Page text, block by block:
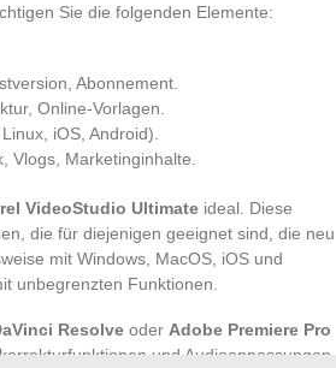
Sie die folgenden Elemente:
Abonnement.
Online-Vorlagen.
iOS, Android).
Vlogs, Marketinginhalte.
VideoStudio Ultimate ideal. Diese
die für diejenigen geeignet sind, die neu
mit Windows, MacOS, iOS und
unbegrenzten Funktionen.
Resolve oder Adobe Premiere Pro
und Audioanpassungen